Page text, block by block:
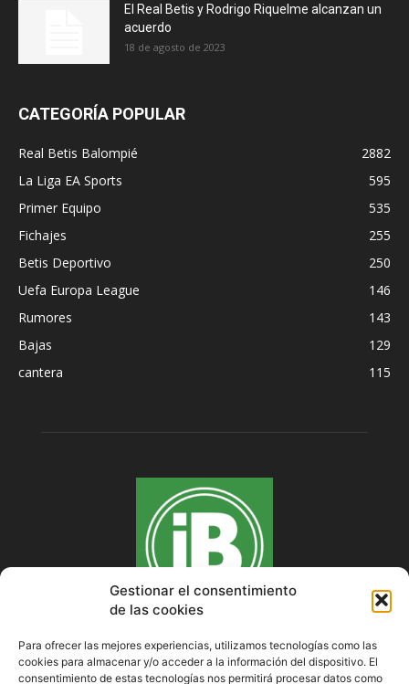
Gestionar el consentimiento
de las cookies
Para ofrecer las mejores experiencias, utilizamos tecnologías como las
cookies para almacenar y/o acceder a la información del dispositivo. El
consentimiento de estas tecnologías nos permitirá procesar datos como
El Real Betis y Rodrigo Riquelme alcanzan un
acuerdo
18 de agosto de 2023
CATEGORÍA POPULAR
Real Betis Balompié
2882
La Liga EA Sports
595
Primer Equipo
535
Fichajes
255
Betis Deportivo
250
Uefa Europa League
146
Rumores
143
Bajas
129
cantera
115
SOBRE NOSOTROS